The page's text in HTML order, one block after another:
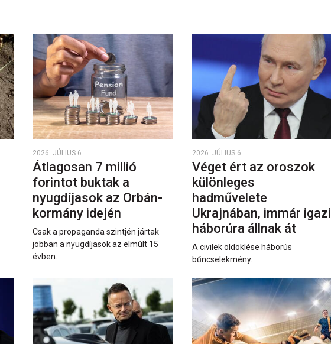
2026. JÚLIUS 6.
Átlagosan 7 millió
forintot buktak a
nyugdíjasok az Orbán-
kormány idején
Csak a propaganda szintjén jártak
jobban a nyugdíjasok az elmúlt 15
évben.
2026. JÚLIUS 6.
Véget ért az oroszok
különleges
hadművelete
Ukrajnában, immár igazi
háborúra állnak át
A civilek öldöklése háborús
bűncselekmény.